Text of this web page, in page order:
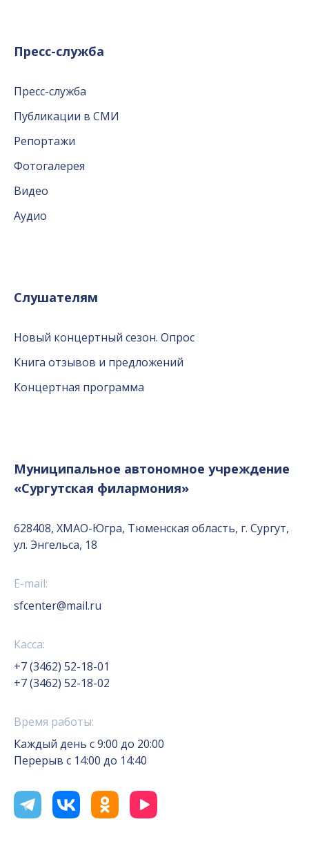
Пресс-служба
Пресс-служба
Публикации в СМИ
Репортажи
Фотогалерея
Видео
Аудио
Слушателям
Новый концертный сезон. Опрос
Книга отзывов и предложений
Концертная программа
Муниципальное автономное учреждение
«Сургутская филармония»
628408, ХМАО-Югра, Тюменская область, г. Сургут,
ул. Энгельса, 18
E-mail:
sfcenter@mail.ru
Касса:
+7 (3462) 52-18-01
+7 (3462) 52-18-02
Время работы:
Каждый день с 9:00 до 20:00
Перерыв с 14:00 до 14:40